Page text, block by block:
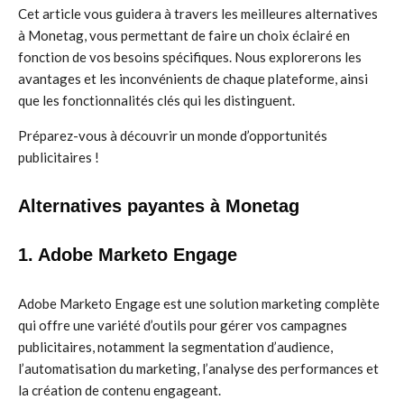
Cet article vous guidera à travers les meilleures alternatives
à Monetag, vous permettant de faire un choix éclairé en
fonction de vos besoins spécifiques. Nous explorerons les
avantages et les inconvénients de chaque plateforme, ainsi
que les fonctionnalités clés qui les distinguent.
Préparez-vous à découvrir un monde d’opportunités
publicitaires !
Alternatives payantes à Monetag
1. Adobe Marketo Engage
Adobe Marketo Engage est une solution marketing complète
qui offre une variété d’outils pour gérer vos campagnes
publicitaires, notamment la segmentation d’audience,
l’automatisation du marketing, l’analyse des performances et
la création de contenu engageant.